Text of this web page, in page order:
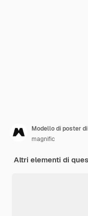
Modello di poster
magnific
Altri elementi di